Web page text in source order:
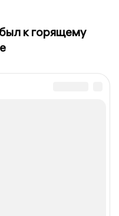
к горящему